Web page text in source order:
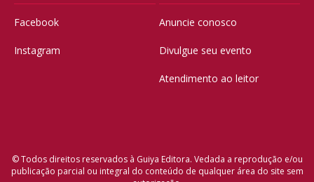
Facebook
Instagram
Anuncie conosco
Divulgue seu evento
Atendimento ao leitor
© Todos direitos reservados à Guiya Editora. Vedada a reprodução e/ou
publicação parcial ou integral do conteúdo de qualquer área do site sem